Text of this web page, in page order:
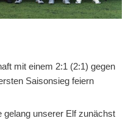
mit einem 2:1 (2:1) gegen
Saisonsieg feiern
gelang unserer Elf zunächst